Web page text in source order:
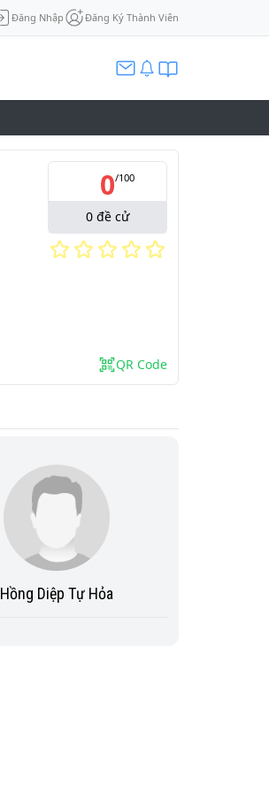
Đăng Nhập Đăng Ký Thành Viên
0/100
0 đề cử
QR Code
Hồng Diệp Tự Hỏa